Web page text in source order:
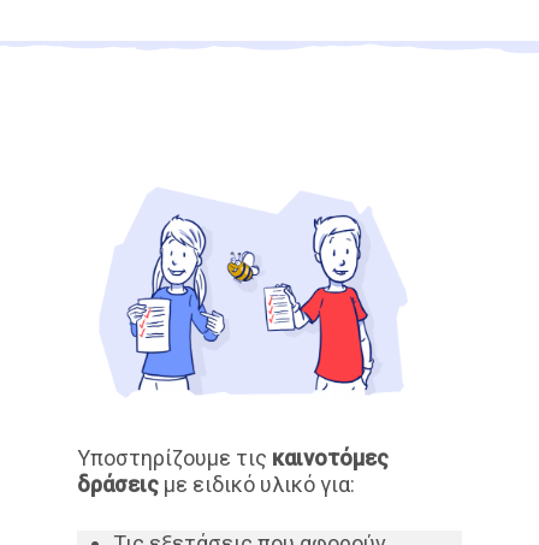
Υποστηρίζουμε τις καινοτόμες
δράσεις με ειδικό υλικό για: